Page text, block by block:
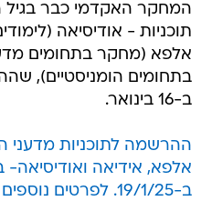
המחקר האקדמי כבר
תוכניות - אודיסיאה
אלפא (מחקר בתחומים
בתחומים הומניסטיים),
ב-16 בינואר.
ההרשמה לתוכניות מדעני
אלפא, אידיאה ואודיסיאה-
ב-19/1/25. לפרטים נוספים היכנסו>>